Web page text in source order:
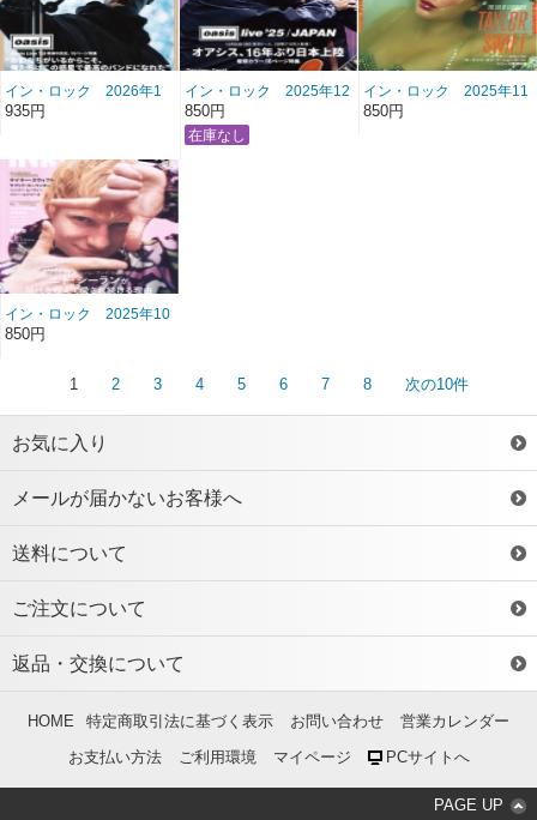
イン・ロック 2026年1
月号 雑誌/BN-505
935円
イン・ロック 2025年12
月号 雑誌/BN-504
850円
イン・ロック 2025年11
月号 雑誌/BN-503
850円
イン・ロック 2025年10
月号 雑誌/BN-502
850円
1 2 3 4 5 6 7 8 次の10件
お気に入り
メールが届かないお客様へ
送料について
ご注文について
返品・交換について
HOME 特定商取引法に基づく表示 お問い合わせ
営業カレンダー
お支払い方法
ご利用環境 マイページ PCサイトへ
PAGE UP